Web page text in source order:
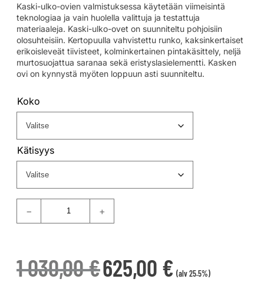
Kaski-ulko-ovien valmistuksessa käytetään viimeisintä
teknologiaa ja vain huolella valittuja ja testattuja
materiaaleja. Kaski-ulko-ovet on suunniteltu pohjoisiin
olosuhteisiin. Kertopuulla vahvistettu runko, kaksinkertaiset
erikoisleveät tiivisteet, kolminkertainen pintakäsittely, neljä
murtosuojattua saranaa sekä eristyslasielementti. Kasken
ovi on kynnystä myöten loppuun asti suunniteltu.
Koko
Kätisyys
− +
1 030,00€625,00 € (alv 25.5%)